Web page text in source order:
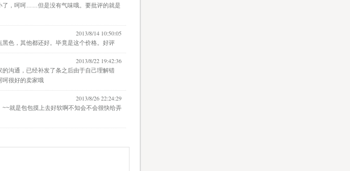
了，呵呵……但是没有气味哦。要批评的就是
色，其他都还好。毕竟是这个价格。好评
2013/8/14 10:50:05
沟通，已经补发了条之后由于自己理解错
呵很好的卖家哦
2013/8/22 19:42:36
就是包包摸上去好软啊不知会不会很快给弄
2013/8/26 22:24:29